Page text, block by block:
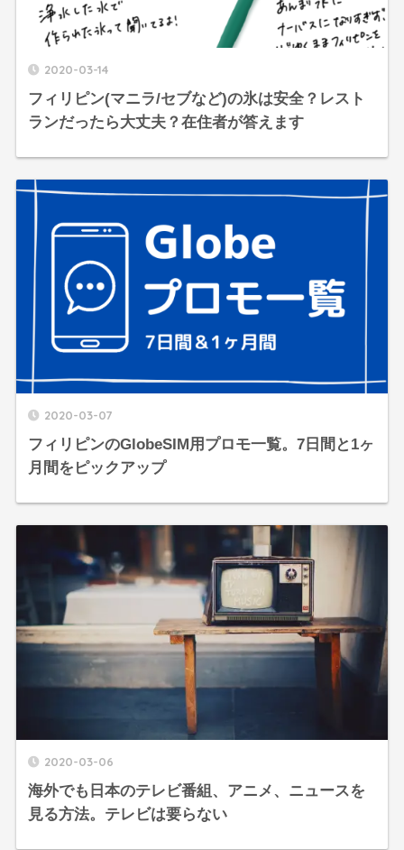
2020-03-14
フィリピン(マニラ/セブなど)の氷は安全？レスト
ランだったら大丈夫？在住者が答えます
2020-03-07
フィリピンのGlobeSIM用プロモ一覧。7日間と1ヶ
月間をピックアップ
2020-03-06
海外でも日本のテレビ番組、アニメ、ニュースを
見る方法。テレビは要らない